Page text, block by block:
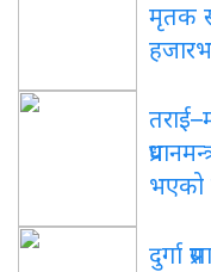
मृतक
भएको
दुर्गा